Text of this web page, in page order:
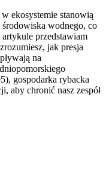
ekosystemie stanowią
wodnego, co
przedstawiam
jak presja
na
gospodarka rybacka
aby chronić nasz zespół